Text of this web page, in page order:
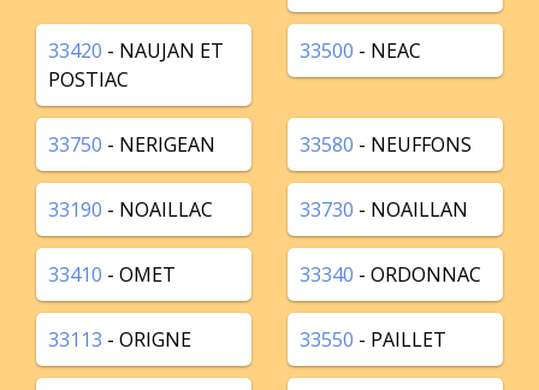
33420 - NAUJAN ET
POSTIAC
33500 - NEAC
33750 - NERIGEAN 33580 - NEUFFONS
33190 - NOAILLAC 33730 - NOAILLAN
33410 - OMET 33340 - ORDONNAC
33113 - ORIGNE 33550 - PAILLET